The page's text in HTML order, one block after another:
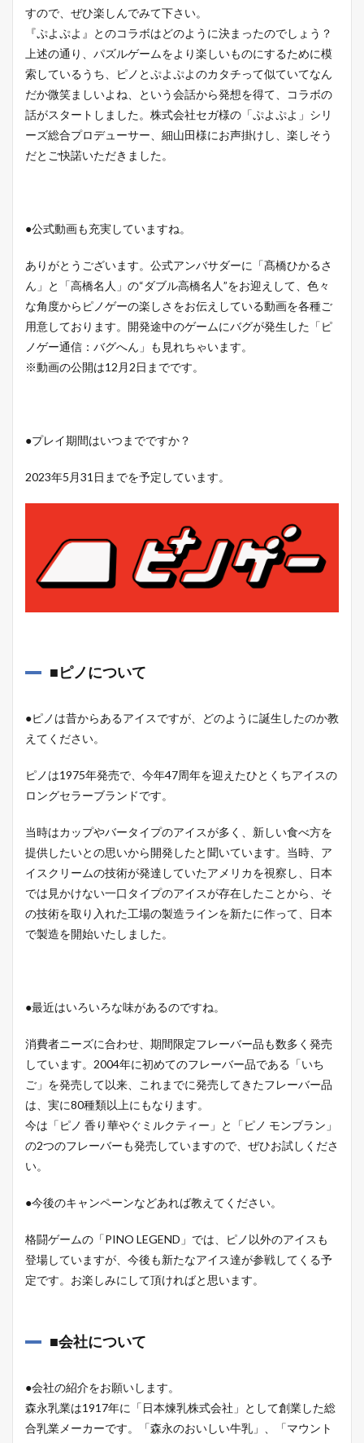
すので、ぜひ楽しんでみて下さい。
『ぷよぷよ』とのコラボはどのように決まったのでしょう？
上述の通り、パズルゲームをより楽しいものにするために模
索しているうち、ピノとぷよぷよのカタチって似ていてなん
だか微笑ましいよね、という会話から発想を得て、コラボの
話がスタートしました。株式会社セガ様の「ぷよぷよ」シリ
ーズ総合プロデューサー、細山田様にお声掛けし、楽しそう
だとご快諾いただきました。
●公式動画も充実していますね。
ありがとうございます。公式アンバサダーに「髙橋ひかるさ
ん」と「高橋名人」の“ダブル高橋名人”をお迎えして、色々
な角度からピノゲーの楽しさをお伝えしている動画を各種ご
用意しております。開発途中のゲームにバグが発生した「ピ
ノゲー通信：バグへん」も見れちゃいます。
※動画の公開は12月2日までです。
●プレイ期間はいつまでですか？
2023年5月31日までを予定しています。
■ピノについて
●ピノは昔からあるアイスですが、どのように誕生したのか教
えてください。
ピノは1975年発売で、今年47周年を迎えたひとくちアイスの
ロングセラーブランドです。
当時はカップやバータイプのアイスが多く、新しい食べ方を
提供したいとの思いから開発したと聞いています。当時、ア
イスクリームの技術が発達していたアメリカを視察し、日本
では見かけない一口タイプのアイスが存在したことから、そ
の技術を取り入れた工場の製造ラインを新たに作って、日本
で製造を開始いたしました。
●最近はいろいろな味があるのですね。
消費者ニーズに合わせ、期間限定フレーバー品も数多く発売
しています。2004年に初めてのフレーバー品である「いち
ご」を発売して以来、これまでに発売してきたフレーバー品
は、実に80種類以上にもなります。
今は「ピノ 香り華やぐミルクティー」と「ピノ モンブラン」
の2つのフレーバーも発売していますので、ぜひお試しくださ
い。
●今後のキャンペーンなどあれば教えてください。
格闘ゲームの「PINO LEGEND」では、ピノ以外のアイスも
登場していますが、今後も新たなアイス達が参戦してくる予
定です。お楽しみにして頂ければと思います。
■会社について
●会社の紹介をお願いします。
森永乳業は1917年に「日本煉乳株式会社」として創業した総
合乳業メーカーです。「森永のおいしい牛乳」、「マウント